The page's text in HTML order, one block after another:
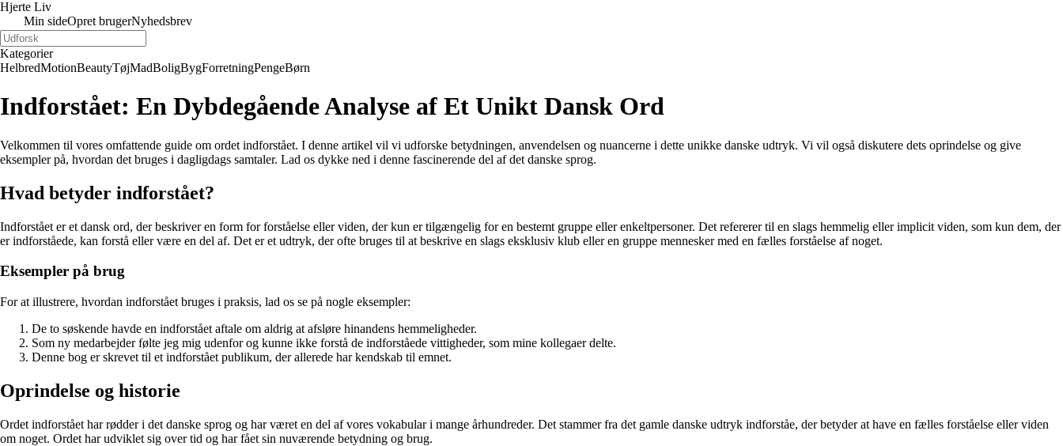
Hjerte Liv
Min sideOpret brugerNyhedsbrev
Kategorier
HelbredMotionBeautyTøjMadBoligBygForretningPengeBørn
Indforstået: En Dybdegående Analyse af Et Unikt Dansk Ord
Velkommen til vores omfattende guide om ordet indforstået. I denne artikel vil vi udforske betydningen, anvendelsen og nuancerne i dette unikke danske udtryk. Vi vil også diskutere dets oprindelse og give
eksempler på, hvordan det bruges i dagligdags samtaler. Lad os dykke ned i denne fascinerende del af det danske sprog.
Hvad betyder indforstået?
Indforstået er et dansk ord, der beskriver en form for forståelse eller viden, der kun er tilgængelig for en bestemt gruppe eller enkeltpersoner. Det refererer til en slags hemmelig eller implicit viden, som kun dem, der
er indforståede, kan forstå eller være en del af. Det er et udtryk, der ofte bruges til at beskrive en slags eksklusiv klub eller en gruppe mennesker med en fælles forståelse af noget.
Eksempler på brug
For at illustrere, hvordan indforstået bruges i praksis, lad os se på nogle eksempler:
De to søskende havde en indforstået aftale om aldrig at afsløre hinandens hemmeligheder.
Som ny medarbejder følte jeg mig udenfor og kunne ikke forstå de indforståede vittigheder, som mine kollegaer delte.
Denne bog er skrevet til et indforstået publikum, der allerede har kendskab til emnet.
Oprindelse og historie
Ordet indforstået har rødder i det danske sprog og har været en del af vores vokabular i mange århundreder. Det stammer fra det gamle danske udtryk indforståe, der betyder at have en fælles forståelse eller viden
om noget. Ordet har udviklet sig over tid og har fået sin nuværende betydning og brug.